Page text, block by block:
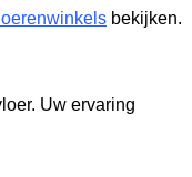
bekijken.
Uw ervaring